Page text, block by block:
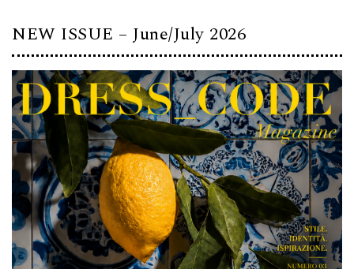
NEW ISSUE – June/July 2026